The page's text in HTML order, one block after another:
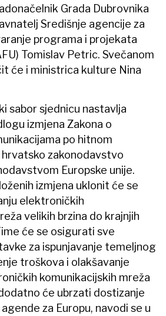
Grada Dubrovnika
Središnje agencije za
programa i projekata
Tomislav Petric. Svečanom
će i ministrica kulture Nina
sabor sjednicu nastavlja
izmjena Zakona o
po hitnom
zakonodavstvo
Europske unije.
izmjena uklonit će se
elektroničkih
velikih brzina do krajnjih
će se osigurati sve
za ispunjavanje temeljnog
troškova i olakšavanje
komunikacijskih mreža
će ubrzati dostizanje
za Europu, navodi se u